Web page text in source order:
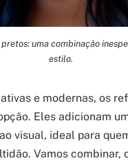
uma combinação
estilo.
e modernas, os
Eles adicionam
visual, ideal para
Vamos combinar,